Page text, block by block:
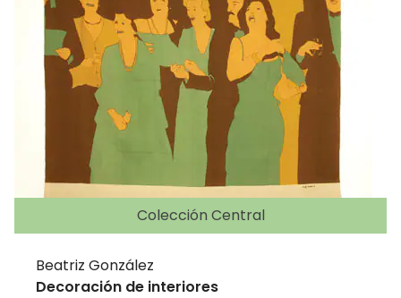
Colección Central
Beatriz González
Decoración de interiores